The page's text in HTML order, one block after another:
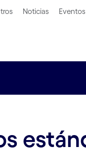
Noticias Eventos